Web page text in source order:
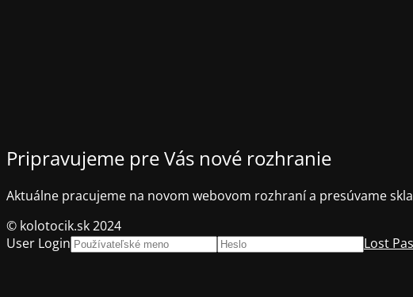
Pripravujeme pre Vás nové rozhranie
Aktuálne pracujeme na novom webovom rozhraní a presúvame
© kolotocik.sk 2024
User Login
Lost